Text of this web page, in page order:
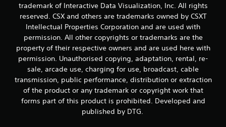
trademark of Interactive Data Visualization, Inc. All rights
reserved. CSX and others are trademarks owned by CSXT
Intellectual Properties Corporation and are used with
permission. All other copyrights or trademarks are the
property of their respective owners and are used here with
permission. Unauthorised copying, adaptation, rental, re-
sale, arcade use, charging for use, broadcast, cable
transmission, public performance, distribution or extraction
of the product or any trademark or copyright work that
forms part of this product is prohibited. Developed and
published by DTG.